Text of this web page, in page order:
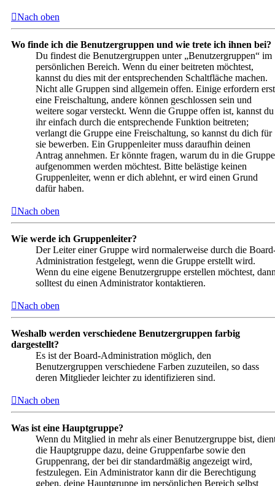
Nach oben
Wo finde ich die Benutzergruppen und wie trete ich ihnen bei?
Du findest die Benutzergruppen unter „Benutzergruppen“ im
persönlichen Bereich. Wenn du einer beitreten möchtest,
kannst du dies mit der entsprechenden Schaltfläche machen.
Nicht alle Gruppen sind allgemein offen. Einige erfordern erst
eine Freischaltung, andere können geschlossen sein und
weitere sogar versteckt. Wenn die Gruppe offen ist, kannst du
ihr einfach durch die entsprechende Funktion beitreten;
verlangt die Gruppe eine Freischaltung, so kannst du dich für
sie bewerben. Ein Gruppenleiter muss daraufhin deinen
Antrag annehmen. Er könnte fragen, warum du in die Gruppe
aufgenommen werden möchtest. Bitte belästige keinen
Gruppenleiter, wenn er dich ablehnt, er wird einen Grund
dafür haben.
Nach oben
Wie werde ich Gruppenleiter?
Der Leiter einer Gruppe wird normalerweise durch die
Administration festgelegt, wenn die Gruppe erstellt wird.
Wenn du eine eigene Benutzergruppe erstellen möchtest,
solltest du einen Administrator kontaktieren.
Nach oben
Weshalb werden verschiedene Benutzergruppen farbig
dargestellt?
Es ist der Board-Administration möglich, den
Benutzergruppen verschiedene Farben zuzuteilen, so dass
deren Mitglieder leichter zu identifizieren sind.
Nach oben
Was ist eine Hauptgruppe?
Wenn du Mitglied in mehr als einer Benutzergruppe bist,
die Hauptgruppe dazu, deine Gruppenfarbe sowie den
Gruppenrang, der bei dir standardmäßig angezeigt wird,
festzulegen. Ein Administrator kann dir die Berechtigung
geben, deine Hauptgruppe im persönlichen Bereich selbst